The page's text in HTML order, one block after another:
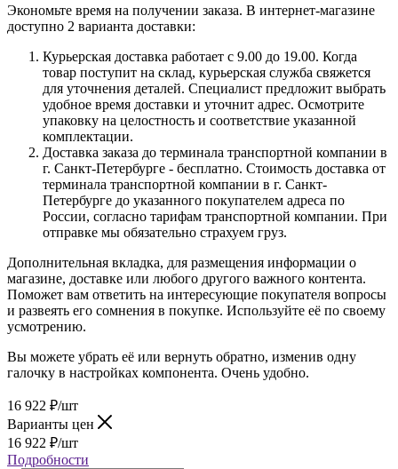
Экономьте время на получении заказа. В интернет-магазине
доступно 2 варианта доставки:
Курьерская доставка работает с 9.00 до 19.00. Когда
товар поступит на склад, курьерская служба свяжется
для уточнения деталей. Специалист предложит выбрать
удобное время доставки и уточнит адрес. Осмотрите
упаковку на целостность и соответствие указанной
комплектации.
Доставка заказа до терминала транспортной компании в
г. Санкт-Петербурге - бесплатно. Стоимость доставка от
терминала транспортной компании в г. Санкт-
Петербурге до указанного покупателем адреса по
России, согласно тарифам транспортной компании. При
отправке мы обязательно страхуем груз.
Дополнительная вкладка, для размещения информации о
магазине, доставке или любого другого важного контента.
Поможет вам ответить на интересующие покупателя вопросы
и развеять его сомнения в покупке. Используйте её по своему
усмотрению.
Вы можете убрать её или вернуть обратно, изменив одну
галочку в настройках компонента. Очень удобно.
16 922 ₽/шт
Варианты цен
16 922 ₽/шт
Подробности